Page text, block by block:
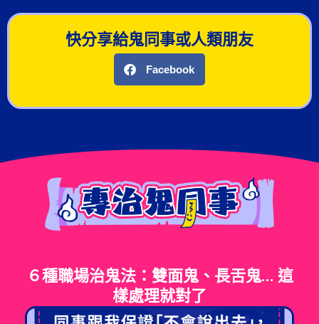
快分享給鬼同事或人類朋友
Facebook
６種職場治鬼法：雙面鬼、長舌鬼... 這
樣處理就對了